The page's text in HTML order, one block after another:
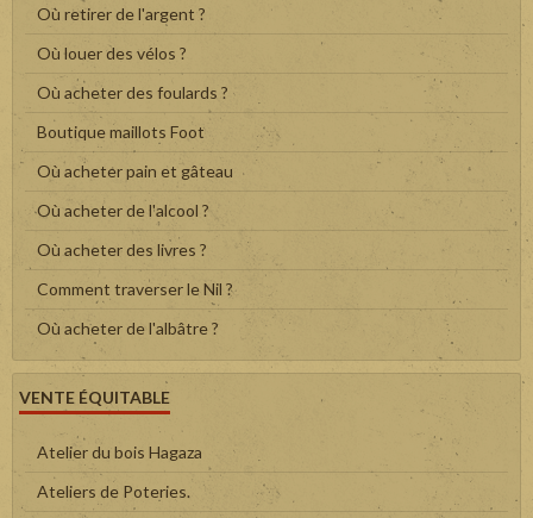
Où retirer de l'argent ?
Où louer des vélos ?
Où acheter des foulards ?
Boutique maillots Foot
Où acheter pain et gâteau
Où acheter de l'alcool ?
Où acheter des livres ?
Comment traverser le Nil ?
Où acheter de l'albâtre ?
VENTE ÉQUITABLE
Atelier du bois Hagaza
Ateliers de Poteries.